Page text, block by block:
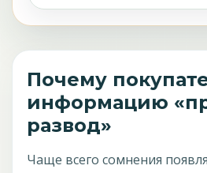
Почему
информацию
развод»
Чаще всего сомнения